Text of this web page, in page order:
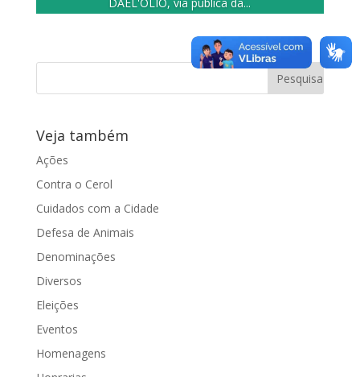
Veja também
Ações
Contra o Cerol
Cuidados com a Cidade
Defesa de Animais
Denominações
Diversos
Eleições
Eventos
Homenagens